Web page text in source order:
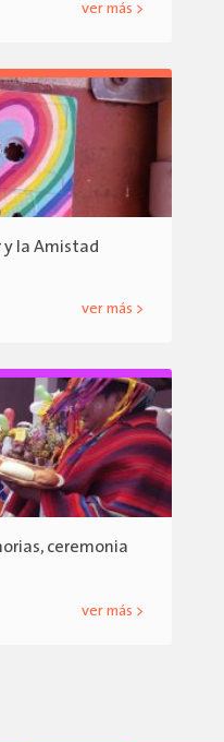
ver más >
y la Amistad
ver más >
ceremonia
ver más >